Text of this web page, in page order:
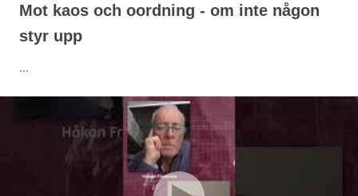
Mot kaos och oordning - om inte någon
styr upp
...